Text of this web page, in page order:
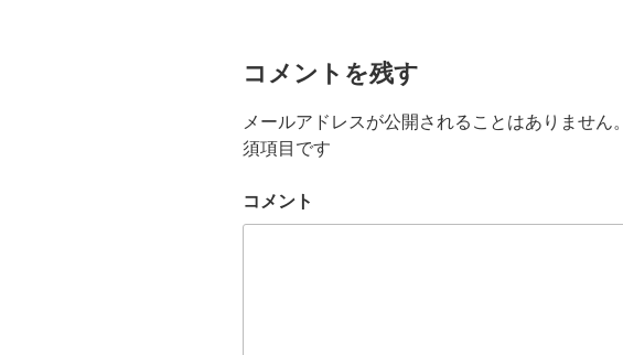
コメントを残す
メールアドレスが公開されることはありません。
須項目です
コメント